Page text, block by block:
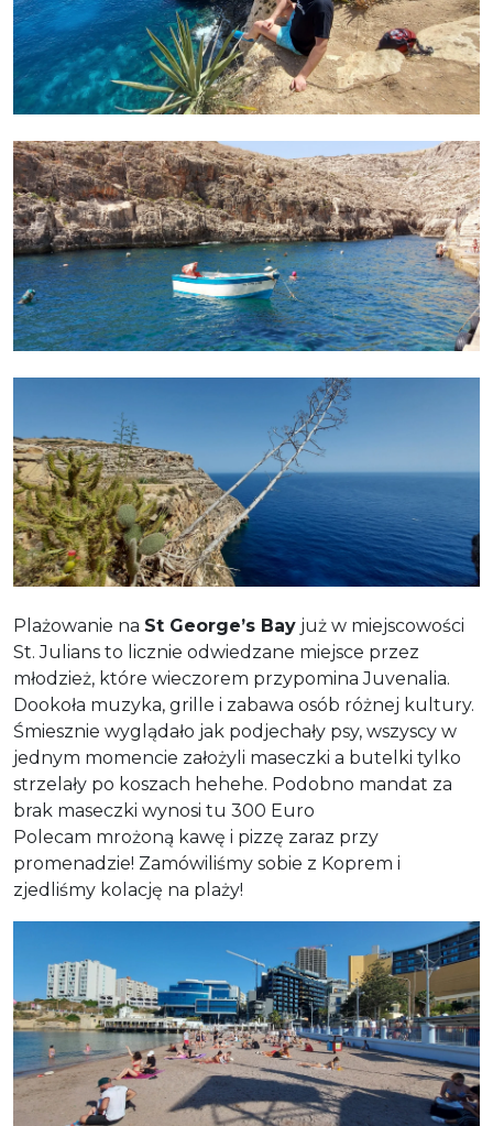
Plażowanie na St George’s Bay już w miejscowości
St. Julians to licznie odwiedzane miejsce przez
młodzież, które wieczorem przypomina Juvenalia.
Dookoła muzyka, grille i zabawa osób różnej kultury.
Śmiesznie wyglądało jak podjechały psy, wszyscy w
jednym momencie założyli maseczki a butelki tylko
strzelały po koszach hehehe. Podobno mandat za
brak maseczki wynosi tu 300 Euro
Polecam mrożoną kawę i pizzę zaraz przy
promenadzie! Zamówiliśmy sobie z Koprem i
zjedliśmy kolację na plaży!